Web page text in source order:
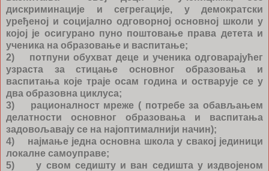
дискриминације и сегрегације, у демократски
уређеној и социјално одговорној основној школи у
којој је осигурано пуно поштовање права детета и
ученика на образовање и васпитање;
2) потпуни обухват деце и ученика одговарајућег
узраста за стицање основног образовања и
васпитања које траје осам година и остварује се у
два образовна циклуса;
3) рационалност мреже ( потребе за обављањем
делатности основног образовања и васпитања
задовољавају се на најoптималнији начин);
4) најмање једна основна школа у свакој јединици
локалне самоуправе;
5) у свом седишту и ван седишта у издвојеном